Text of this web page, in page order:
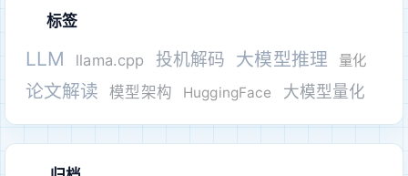
标签
LLM llama.cpp 投机解码 大模型推理 量化
论文解读 模型架构 HuggingFace 大模型量化